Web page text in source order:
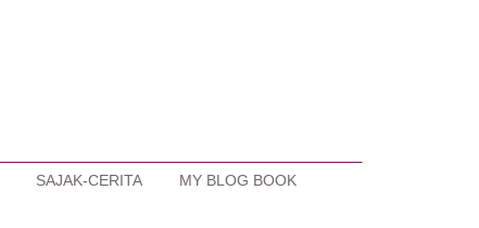
SAJAK-CERITA MY BLOG BOOK